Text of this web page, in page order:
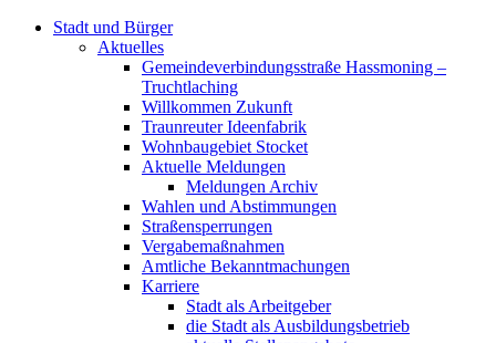
Stadt und Bürger
Aktuelles
Gemeindeverbindungsstraße Hassmoning –
Truchtlaching
Willkommen Zukunft
Traunreuter Ideenfabrik
Wohnbaugebiet Stocket
Aktuelle Meldungen
Meldungen Archiv
Wahlen und Abstimmungen
Straßensperrungen
Vergabemaßnahmen
Amtliche Bekanntmachungen
Karriere
Stadt als Arbeitgeber
die Stadt als Ausbildungsbetrieb